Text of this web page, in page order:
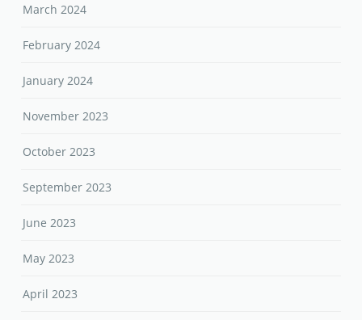
March 2024
February 2024
January 2024
November 2023
October 2023
September 2023
June 2023
May 2023
April 2023